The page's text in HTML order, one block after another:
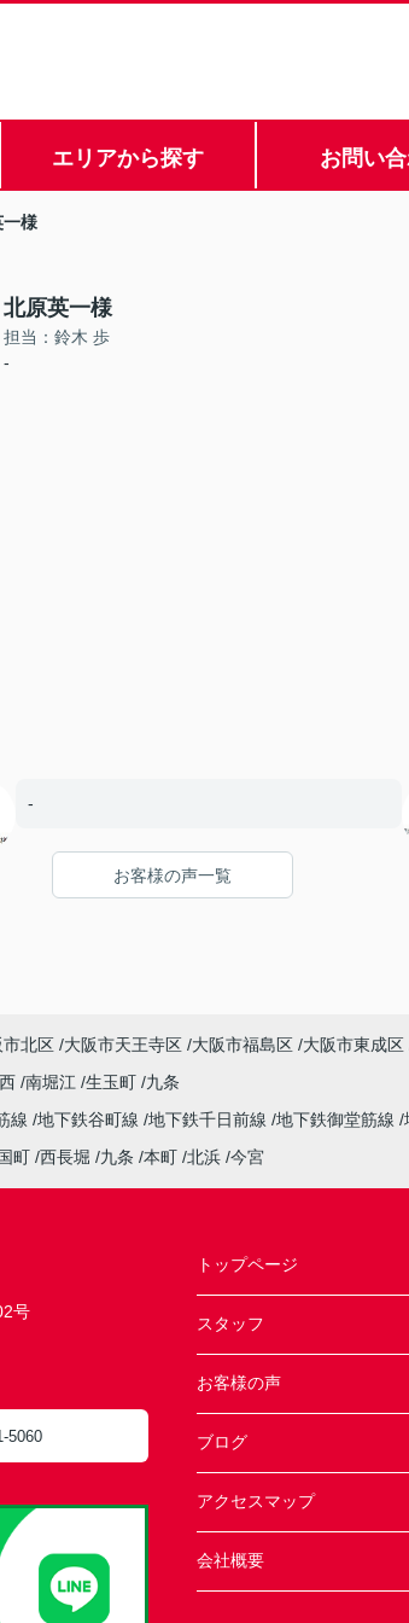
エリアから探す お問い
一様
北原英一様
担当：鈴木 歩
-
-
お客様の声一覧
市北区 大阪市天王寺区 大阪市福島区 大阪市東成区
南堀江 生玉町 九条
線 地下鉄谷町線 地下鉄千日前線 地下鉄御堂筋線
町 西長堀 九条 本町 北浜 今宮
号
5060
トップページ
スタッフ
お客様の声
ブログ
アクセスマップ
会社概要